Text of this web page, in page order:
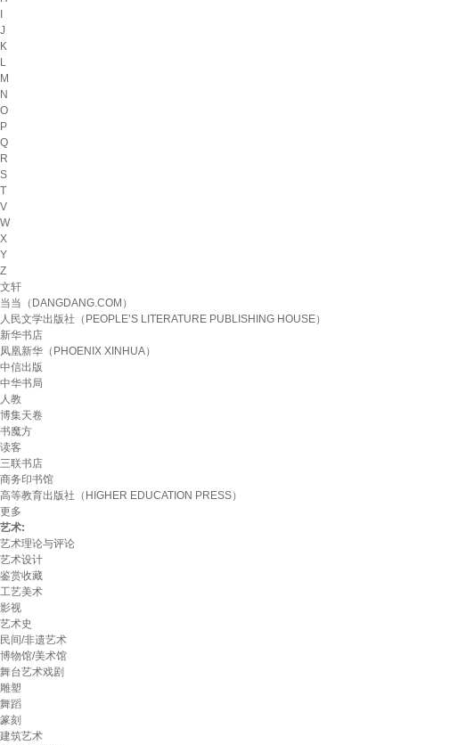
J
K
L
M
N
O
P
Q
R
S
T
V
W
X
Y
Z
文轩
当当（DANGDANG.COM）
人民文学出版社（PEOPLE’S LITERATURE PUBLISHING HOUSE）
新华书店
凤凰新华（PHOENIX XINHUA）
中信出版
中华书局
人教
博集天卷
书魔方
读客
三联书店
商务印书馆
高等教育出版社（HIGHER EDUCATION PRESS）
更多
艺术:
艺术理论与评论
艺术设计
鉴赏收藏
工艺美术
影视
艺术史
民间/非遗艺术
博物馆/美术馆
舞台艺术戏剧
雕塑
舞蹈
篆刻
建筑艺术